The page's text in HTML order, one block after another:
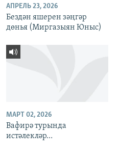
АПРЕЛЬ 23, 2026
Бездəн яшерен зəңгəр
дөнья (Миргазыян Юныс)
МАРТ 02, 2026
Вафирә турында
истәлекләр…